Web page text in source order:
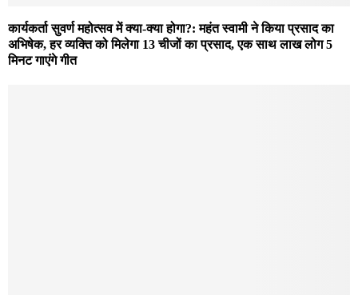
कार्यकर्ता सुवर्ण महोत्सव में क्या-क्या होगा?: महंत स्वामी ने किया प्रसाद का
अभिषेक, हर व्यक्ति को मिलेगा 13 चीजों का प्रसाद, एक साथ लाख लोग 5
मिनट गाएंगे गीत